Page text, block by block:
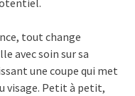
tout change
avec soin sur sa
une coupe qui met
visage. Petit à petit,